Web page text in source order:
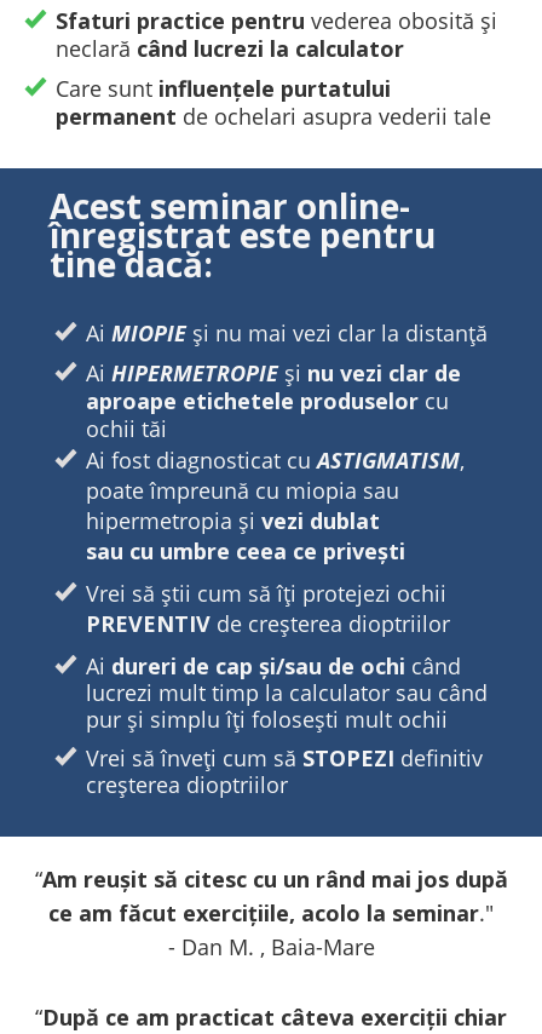
Sfaturi practice pentru vederea obosită și
neclară când lucrezi la calculator
Care sunt influențele purtatului
permanent de ochelari asupra vederii tale
Acest seminar online-
înregistrat este pentru
tine dacă:
Ai MIOPIE și nu mai vezi clar la distanță
Ai HIPERMETROPIEși nu vezi clar de
aproape etichetele produselor cu
ochii tăi
Ai fost diagnosticat cuASTIGMATISM,
poate împreună cu miopia sau
hipermetropia și vezi dublat
sau cu umbre ceea ce privești
Vrei să știi cum să îți protejezi ochii
PREVENTIV de creșterea dioptriilor
Ai dureri de cap și/sau de ochi când
lucrezi mult timp la calculator sau când
pur și simplu îți folosești mult ochii
Vrei să înveți cum să STOPEZI definitiv
creșterea dioptriilor
“Am reușit să citesc cu un rând mai jos după
ce am făcut exercițiile, acolo la seminar."
- Dan M. , Baia-Mare
“După ce am practicat câteva exerciții chiar